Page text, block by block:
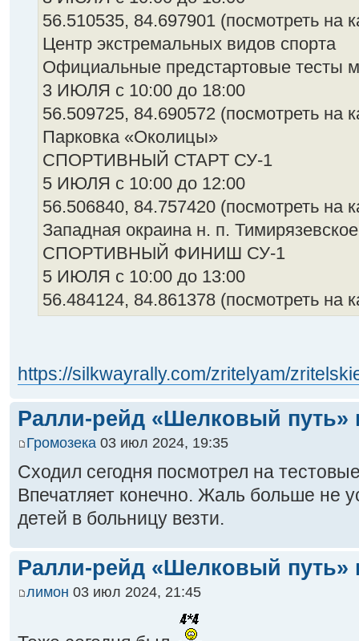
56.510535, 84.697901 (посмотреть на
Центр экстремальных видов спорта
Официальные предстартовые тесты
3 ИЮЛЯ с 10:00 до 18:00
56.509725, 84.690572 (посмотреть на
Парковка «Околицы»
СПОРТИВНЫЙ СТАРТ СУ-1
5 ИЮЛЯ с 10:00 до 12:00
56.506840, 84.757420 (посмотреть на
Западная окраина н. п. Тимирязевское
СПОРТИВНЫЙ ФИНИШ СУ-1
5 ИЮЛЯ с 10:00 до 13:00
56.484124, 84.861378 (посмотреть на
https://silkwayrally.com/zritelyam/
Ралли-рейд «Шелковый путь»
Громозека 03 июл 2024, 19:35
Сходил сегодня посмотрел на
Впечатляет конечно. Жаль больше не
детей в больницу везти.
Ралли-рейд «Шелковый путь»
лимон 03 июл 2024, 21:45